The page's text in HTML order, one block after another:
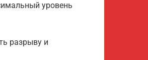
уровень
разрыву и